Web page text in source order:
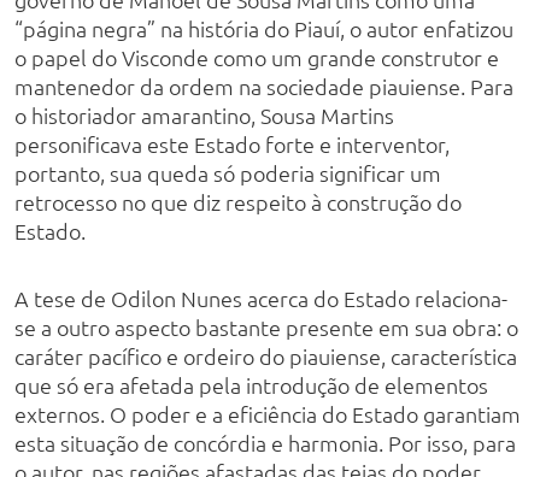
“página negra” na história do Piauí, o autor enfatizou
o papel do Visconde como um grande construtor e
mantenedor da ordem na sociedade piauiense. Para
o historiador amarantino, Sousa Martins
personificava este Estado forte e interventor,
portanto, sua queda só poderia significar um
retrocesso no que diz respeito à construção do
Estado.
A tese de Odilon Nunes acerca do Estado relaciona-
se a outro aspecto bastante presente em sua obra: o
caráter pacífico e ordeiro do piauiense, característica
que só era afetada pela introdução de elementos
externos. O poder e a eficiência do Estado garantiam
esta situação de concórdia e harmonia. Por isso, para
o autor, nas regiões afastadas das teias do poder